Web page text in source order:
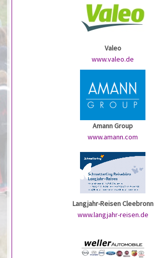
Valeo
www.valeo.de
Amann Group
www.amann.com
Langjahr-Reisen Cleebronn
www.langjahr-reisen.de